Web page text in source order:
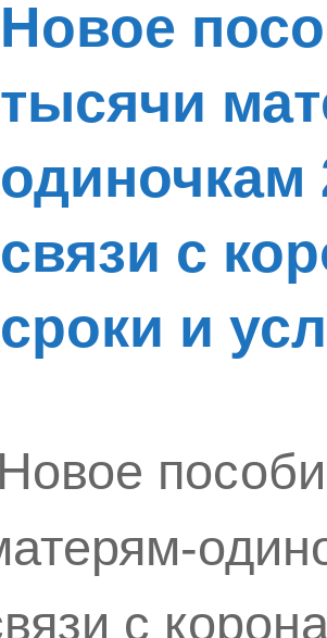
Новое
тысячи
одиночкам
связи с
сроки и